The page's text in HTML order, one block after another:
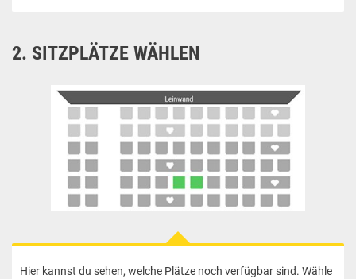
2. SITZPLÄTZE WÄHLEN
Hier kannst du sehen, welche Plätze noch verfügbar sind. Wähle